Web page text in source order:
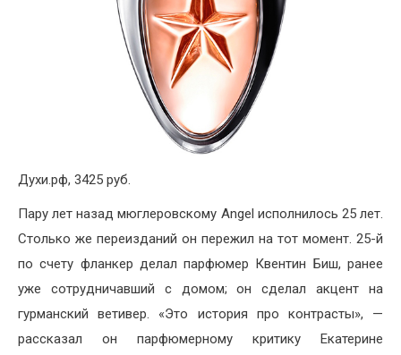
Духи.рф, 3425 руб.
Пару лет назад мюглеровскому Angel исполнилось 25 лет.
Столько же переизданий он пережил на тот момент. 25-й
по счету фланкер делал парфюмер Квентин Биш, ранее
уже сотрудничавший с домом; он сделал акцент на
гурманский ветивер. «Это история про контрасты», —
рассказал он парфюмерному критику Екатерине